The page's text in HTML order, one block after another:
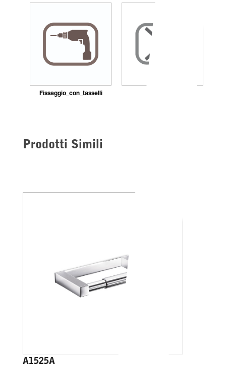
Fissaggio_con_tasselli
Prodotti Simili
A1525A